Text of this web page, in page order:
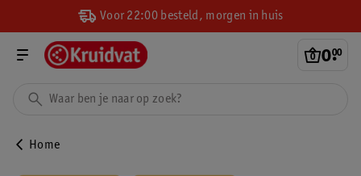
Voor 22:00 besteld, morgen in huis
0.
00
Home